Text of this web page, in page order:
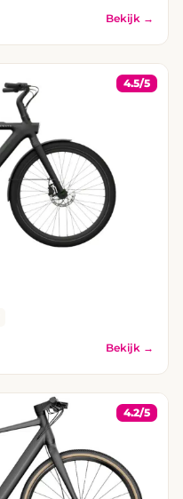
Bekijk →
4.5/5
Bekijk →
4.2/5